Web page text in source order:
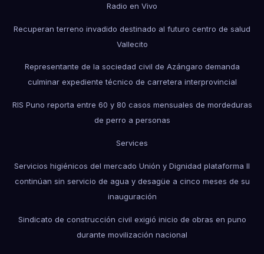
Radio en Vivo
Recuperan terreno invadido destinado al futuro centro de salud
Vallecito
Representante de la sociedad civil de Azángaro demanda
culminar expediente técnico de carretera interprovincial
RIS Puno reporta entre 60 y 80 casos mensuales de mordeduras
de perro a personas
Services
Servicios higiénicos del mercado Unión y Dignidad plataforma II
continúan sin servicio de agua y desagüe a cinco meses de su
inauguración
Sindicato de construcción civil exigió inicio de obras en puno
durante movilización nacional